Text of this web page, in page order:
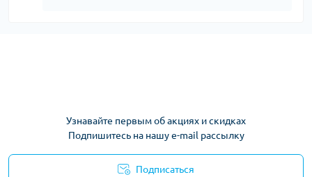
Узнавайте первым об акциях и скидках
Подпишитесь на нашу e-mail рассылку
Подписаться